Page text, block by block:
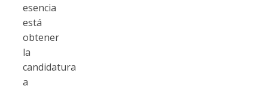
esencia
está
obtener
la
candidatura
a